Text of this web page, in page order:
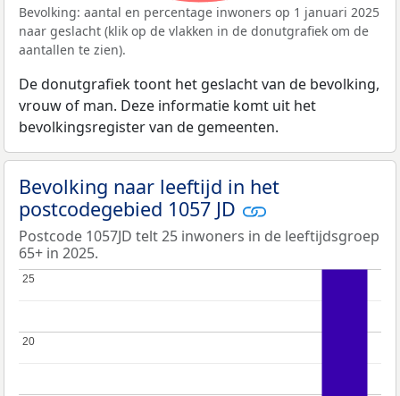
Bevolking: aantal en percentage inwoners op 1 januari 2025
naar geslacht (klik op de vlakken in de donutgrafiek om de
aantallen te zien).
De donutgrafiek toont het geslacht van de bevolking,
vrouw of man. Deze informatie komt uit het
bevolkingsregister van de gemeenten.
Bevolking naar leeftijd in het
postcodegebied 1057 JD
Postcode 1057JD telt 25 inwoners in de leeftijdsgroep
65+ in 2025.
20
20
25
25